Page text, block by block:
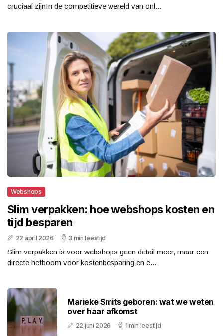
cruciaal zijnIn de competitieve wereld van onl...
Webshops
Slim verpakken: hoe webshops kosten en
tijd besparen
22 april 2026 3 min leestijd
Slim verpakken is voor webshops geen detail meer, maar een
directe hefboom voor kostenbesparing en e...
Marieke Smits geboren: wat we weten
over haar afkomst
22 juni 2026 1 min leestijd